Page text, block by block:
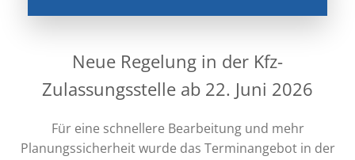
Neue Regelung in der Kfz-
Zulassungsstelle ab 22. Juni 2026
Für eine schnellere Bearbeitung und mehr
Planungssicherheit wurde das Terminangebot in der